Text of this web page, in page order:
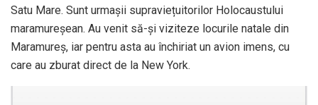
Satu Mare. Sunt urmașii supraviețuitorilor Holocaustului
maramureșean. Au venit să-și viziteze locurile natale din
Maramureș, iar pentru asta au închiriat un avion imens, cu
care au zburat direct de la New York.